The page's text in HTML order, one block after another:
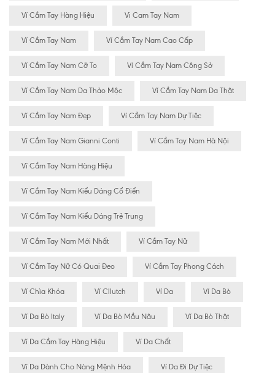
Ví Cầm Tay Hàng Hiệu Vi Cam Tay Nam
Ví Cầm Tay Nam Ví Cầm Tay Nam Cao Cấp
Ví Cầm Tay Nam Cỡ To Ví Cầm Tay Nam Công Sở
Ví Cầm Tay Nam Da Thảo Mộc Ví Cầm Tay Nam Da Thật
Ví Cầm Tay Nam Đẹp Ví Cầm Tay Nam Dự Tiệc
Ví Cầm Tay Nam Gianni Conti Ví Cầm Tay Nam Hà Nội
Ví Cầm Tay Nam Hàng Hiệu
Ví Cầm Tay Nam Kiểu Dáng Cổ Điển
Ví Cầm Tay Nam Kiểu Dáng Trẻ Trung
Ví Cầm Tay Nam Mới Nhất Ví Cầm Tay Nữ
Ví Cầm Tay Nữ Có Quai Đeo Ví Cầm Tay Phong Cách
Ví Chìa Khóa Ví Cllutch Ví Da Ví Da Bò
Ví Da Bò Italy Ví Da Bò Mầu Nâu Ví Da Bò Thật
Ví Da Cầm Tay Hàng Hiệu Ví Da Chất
Ví Da Dành Cho Nàng Mệnh Hỏa Ví Da Đi Dự Tiệc